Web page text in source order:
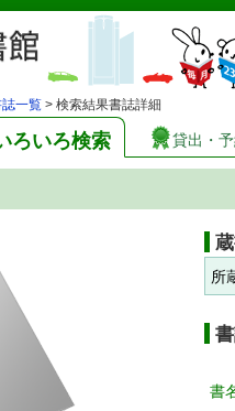
一覧 > 検索結果書誌詳細
ろいろ検索 貸出・
所
書